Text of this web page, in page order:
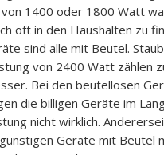
1400 oder 1800 Watt
oft in den Haushalten zu
sind alle mit Beutel.
von 2400 Watt zählen
Bei den beutellosen
die billigen Geräte im
nicht wirklich.
Geräte mit Beutel